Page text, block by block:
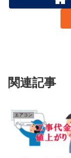
関連記事
エアコン